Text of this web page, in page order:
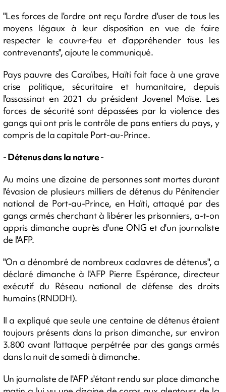
"Les forces de l'ordre ont reçu l'ordre d'user de tous les
moyens légaux à leur disposition en vue de faire
respecter le couvre-feu et d'appréhender tous les
contrevenants", ajoute le communiqué.
Pays pauvre des Caraïbes, Haïti fait face à une grave
crise politique, sécuritaire et humanitaire, depuis
l'assassinat en 2021 du président Jovenel Moïse. Les
forces de sécurité sont dépassées par la violence des
gangs qui ont pris le contrôle de pans entiers du pays, y
compris de la capitale Port-au-Prince.
- Détenus dans la nature -
Au moins une dizaine de personnes sont mortes durant
l'évasion de plusieurs milliers de détenus du Pénitencier
national de Port-au-Prince, en Haïti, attaqué par des
gangs armés cherchant à libérer les prisonniers, a-t-on
appris dimanche auprès d'une ONG et d'un journaliste
de l'AFP.
"On a dénombré de nombreux cadavres de détenus", a
déclaré dimanche à l'AFP Pierre Espérance, directeur
exécutif du Réseau national de défense des droits
humains (RNDDH).
Il a expliqué que seule une centaine de détenus étaient
toujours présents dans la prison dimanche, sur environ
3.800 avant l'attaque perpétrée par des gangs armés
dans la nuit de samedi à dimanche.
Un journaliste de l'AFP s'étant rendu sur place dimanche